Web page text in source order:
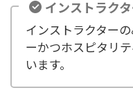
インストラク
インストラクター
ーかつホスピタリ
います。